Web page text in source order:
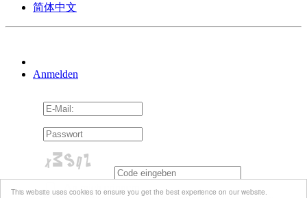
This website uses cookies to ensure you get the best experience on our website.
简体中文
Anmelden
An mich erinnern